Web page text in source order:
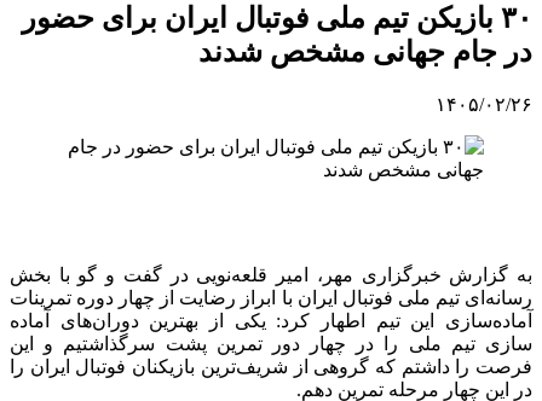
۳۰ بازیکن تیم ملی فوتبال ایران برای حضور
در جام جهانی مشخص شدند
۱۴۰۵/۰۲/۲۶
به گزارش خبرگزاری مهر، امیر قلعه‌نویی در گفت و گو با بخش
رسانه‌ای تیم ملی فوتبال ایران با ابراز رضایت از چهار دوره تمرینات
آماده‌سازی این تیم اطهار کرد: یکی از بهترین دوران‌های آماده
سازی تیم ملی را در چهار دور تمرین پشت سرگذاشتیم و این
فرصت را داشتم که گروهی از شریف‌ترین بازیکنان فوتبال ایران را
در این چهار مرحله تمرین دهم.